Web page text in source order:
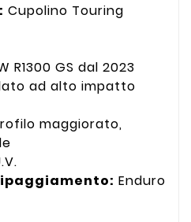
Cupolino Touring
R1300 GS dal 2023
ad alto impatto
maggiorato,
Enduro